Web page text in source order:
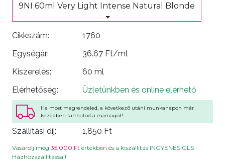
9NI 60ml Very Light Intense Natural Blonde
Cikkszám:
1760
Egységár:
36.67 Ft/ml
Kiszerelés:
60 ml
Elérhetőség:
Üzletünkben és online elérhető
Ha most megrendeled, a következő utáni munkanapon már
kezedben tarthatod a csomagot!
Szállítási díj: 1,850 Ft
Vásárolj még 35,000 Ft értékben és a kiszállítás INGYENES GLS
Házhozszállítással!